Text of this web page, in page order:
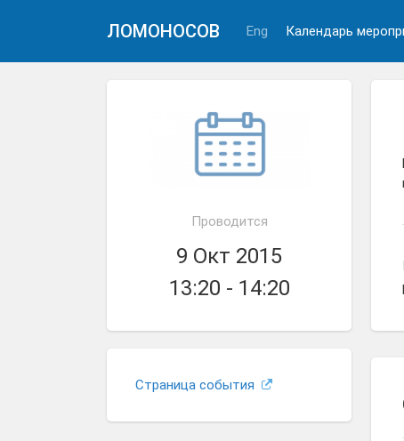
ЛОМОНОСОВ Eng Календарь
Проводится
9 Окт 2015
13:20 - 14:20
Страница события